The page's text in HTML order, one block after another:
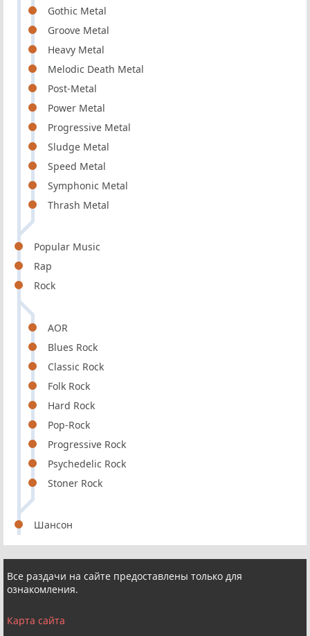
Gothic Metal
Groove Metal
Heavy Metal
Melodic Death Metal
Post-Metal
Power Metal
Progressive Metal
Sludge Metal
Speed Metal
Symphonic Metal
Thrash Metal
Popular Music
Rap
Rock
AOR
Blues Rock
Classic Rock
Folk Rock
Hard Rock
Pop-Rock
Progressive Rock
Psychedelic Rock
Stoner Rock
Шансон
Все раздачи на сайте предоставлены только для
ознакомления.
Карта сайта